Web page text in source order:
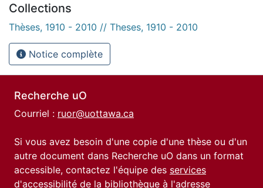
Collections
Thèses, 1910 - 2010 // Theses, 1910 - 2010
Notice complète
Recherche uO
Courriel : ruor@uottawa.ca
Si vous avez besoin d'une copie d'une thèse ou d'un
autre document dans Recherche uO dans un format
accessible, contactez l'équipe des services
d'accessibilité de la bibliothèque à l'adresse